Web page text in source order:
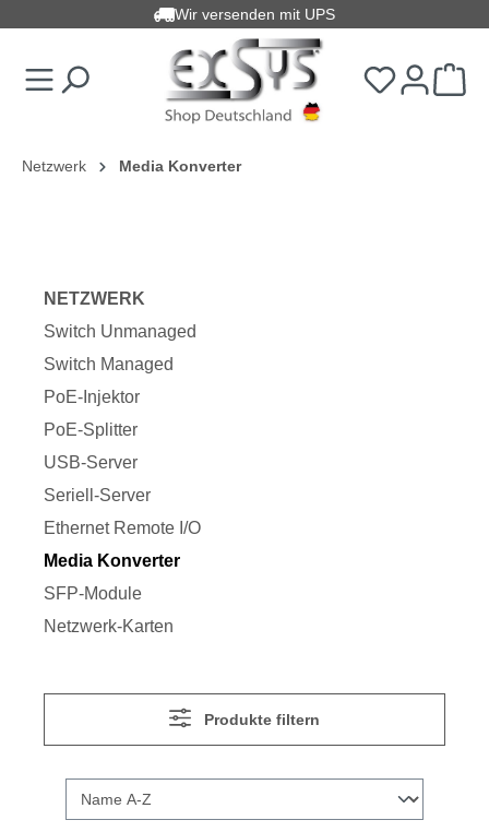
Wir versenden mit UPS
Netzwerk Media Konverter
NETZWERK
Switch Unmanaged
Switch Managed
PoE-Injektor
PoE-Splitter
USB-Server
Seriell-Server
Ethernet Remote I/O
Media Konverter
SFP-Module
Netzwerk-Karten
Produkte filtern